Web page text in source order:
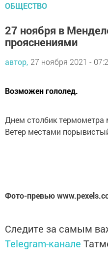
ОБЩЕСТВО
27 ноября в
прояснениями
автор, 27 ноября 2021 -
Возможен гололед.
Днем столбик термометра
Ветер местами
Фото-превью
Следите за самым
Telegram-канале